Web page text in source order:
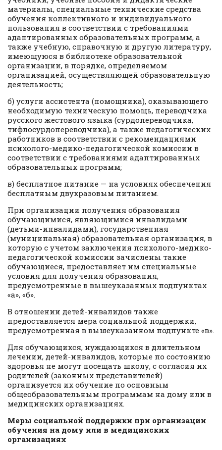
материалы, специальные технические средства
обучения коллективного и индивидуального
пользования в соответствии с требованиями
адаптированных образовательных программ, а
также учебную, справочную и другую литературу,
имеющуюся в библиотеке образовательной
организации, в порядке, определяемом
организацией, осуществляющей образовательную
деятельность;
б) услуги ассистента (помощника), оказывающего
необходимую техническую помощь, переводчика
русского жестового языка (сурдопереводчика,
тифлосурдопереводчика), а также педагогических
работников в соответствии с рекомендациями
психолого-медико-педагогической комиссии в
соответствии с требованиями адаптированных
образовательных программ;
в) бесплатное питание — на условиях обеспечения
бесплатным двухразовым питанием.
При организации получения образования
обучающимися, являющимися инвалидами
(детьми-инвалидами), государственная
(муниципальная) образовательная организация, в
которую с учетом заключения психолого-медико-
педагогической комиссии зачислены такие
обучающиеся, предоставляет им специальные
условия для получения образования,
предусмотренные в вышеуказанных подпунктах
«а», «б».
В отношении детей-инвалидов также
предоставляется мера социальной поддержки,
предусмотренная в вышеуказанном подпункте «в».
Для обучающихся, нуждающихся в длительном
лечении, детей-инвалидов, которые по состоянию
здоровья не могут посещать школу, с согласия их
родителей (законных представителей)
организуется их обучение по основным
общеобразовательным программам на дому или в
медицинских организациях.
Меры социальной поддержки при организации
обучения на дому или в медицинских
организациях